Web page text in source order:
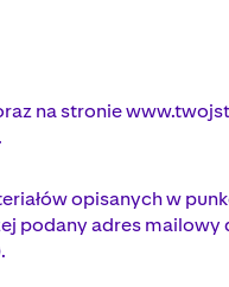
na stronie
opisanych w
podany adres mailowy